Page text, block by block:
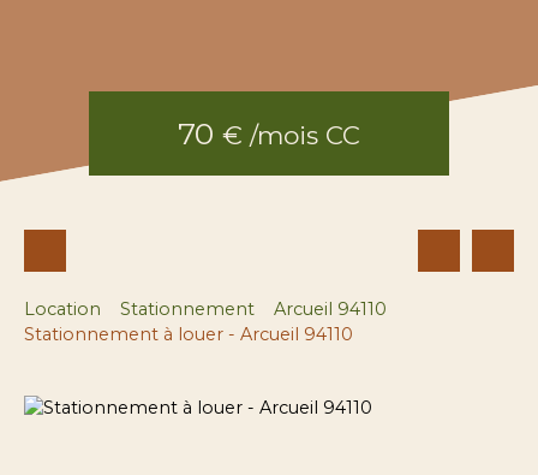
70 € /mois CC
Location Stationnement
Arcueil 94110
Stationnement à louer - Arcueil 94110